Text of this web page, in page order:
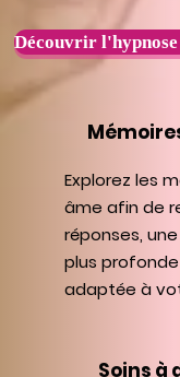
Découvrir
Explorez les
âme afin de
réponses,
plus
adaptée à
Soins à